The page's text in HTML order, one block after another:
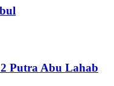
Putra Abu Lahab